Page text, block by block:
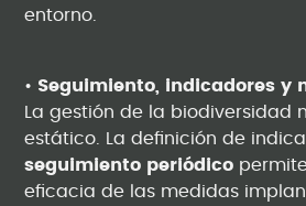
entorno.
• Seguimiento, indicadores y
La gestión de la biodiversidad
estático. La definición de
seguimiento periódico
eficacia de las medidas